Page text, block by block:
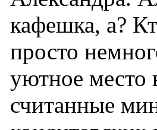
кафешка, а?
просто
уютное место
считанные